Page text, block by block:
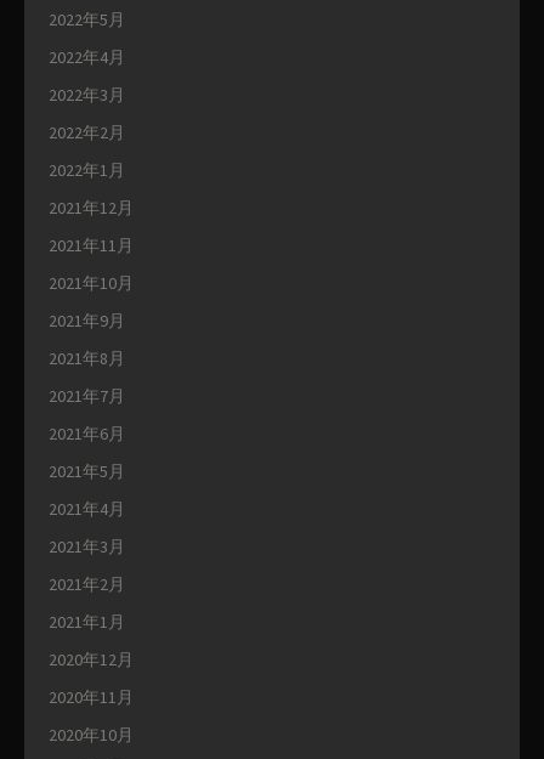
2022年5月
2022年4月
2022年3月
2022年2月
2022年1月
2021年12月
2021年11月
2021年10月
2021年9月
2021年8月
2021年7月
2021年6月
2021年5月
2021年4月
2021年3月
2021年2月
2021年1月
2020年12月
2020年11月
2020年10月